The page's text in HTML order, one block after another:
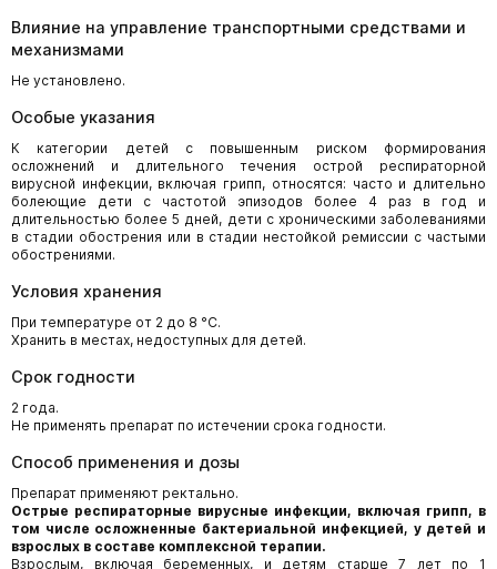
Влияние на управление транспортными средствами и
механизмами
Не установлено.
Особые указания
К категории детей с повышенным риском формирования
осложнений и длительного течения острой респираторной
вирусной инфекции, включая грипп, относятся: часто и длительно
болеющие дети с частотой эпизодов более 4 раз в год и
длительностью более 5 дней, дети с хроническими заболеваниями
в стадии обострения или в стадии нестойкой ремиссии с частыми
обострениями.
Условия хранения
При температуре от 2 до 8 °С.
Хранить в местах, недоступных для детей.
Срок годности
2 года.
Не применять препарат по истечении срока годности.
Способ применения и дозы
Препарат применяют ректально.
Острые респираторные вирусные инфекции, включая грипп, в
том числе осложненные бактериальной инфекцией, у детей и
взрослых в составе комплексной терапии.
Взрослым, включая беременных, и детям старше 7 лет по 1